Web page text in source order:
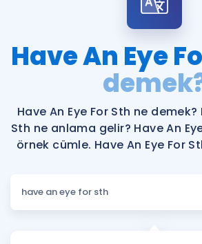
Şifremi
Remzi Hoca ile seni sınava
bekliyor!
Katılımcı Görüşleri
Faydalı Araçlar
Ücretsiz Kaynaklar
Puan Hesaplama
Blog
İngilizce
Have An Eye
Have An Eye For Sth ne demek?
Sth ne anlama gelir? Have An
örnek cümle. Have An Eye For